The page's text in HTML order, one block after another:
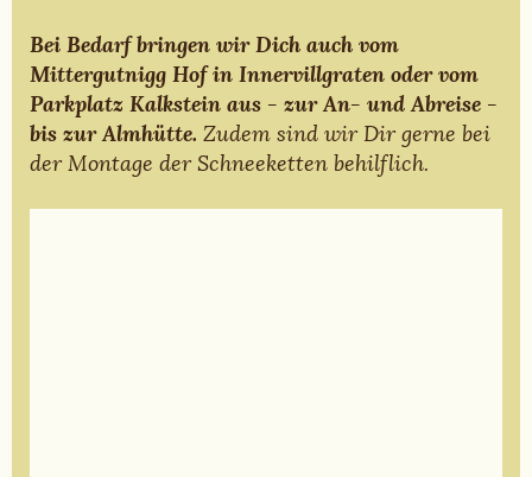
Bei Bedarf bringen wir Dich auch vom
Mittergutnigg Hof in Innervillgraten oder vom
Parkplatz Kalksteinaus - zur An- und Abreise -
bis zur Almhütte. Zudem sind wir Dir gerne bei
der Montage der Schneeketten behilflich.